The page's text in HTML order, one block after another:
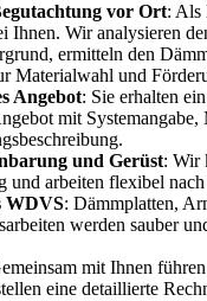
vor Ort: Als
Ihnen. Wir analysieren
ermitteln den
Materialwahl und
Angebot: Sie erhalten
mit
und Gerüst: Wir
und arbeiten flexibel
WDVS: Dämmplatten,
werden sauber
mit Ihnen
eine detaillierte